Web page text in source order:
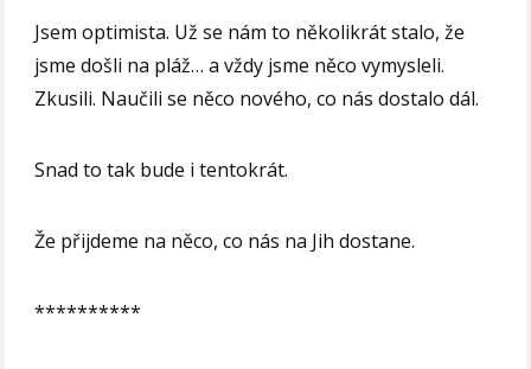
Jsem optimista. Už se nám to několikrát stalo, že
jsme došli na pláž… a vždy jsme něco vymysleli.
Zkusili. Naučili se něco nového, co nás dostalo dál.
Snad to tak bude i tentokrát.
Že přijdeme na něco, co nás na Jih dostane.
**********